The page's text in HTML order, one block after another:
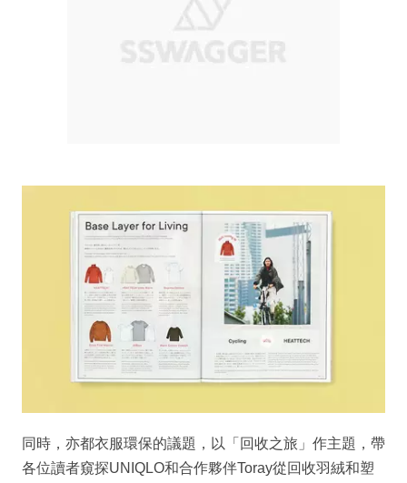
同時，亦都衣服環保的議題，以「回收之旅」作主題，帶
各位讀者窺探UNIQLO和合作夥伴Toray從回收羽絨和塑